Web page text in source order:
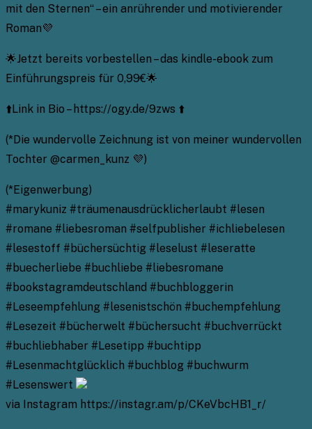
mit den Sternen“ – ein anrührender und motivierender
Roman💜
🌟Jetzt bereits vorbestellen – das kindle-ebook zum
Einführungspreis für 0,99€🌟
⬆️Link in Bio – https://ogy.de/9zws ⬆️
(*Die wundervolle Zeichnung ist von meiner wundervollen
Tochter @carmen_kunz 💜)
(*Eigenwerbung)
#marykuniz #träumenausdrücklicherlaubt #lesen
#romane #liebesroman #selfpublisher #ichliebelesen
#lesestoff #büchersüchtig #leselust #leseratte
#buecherliebe #buchliebe #liebesromane
#bookstagramdeutschland #buchbloggerin
#Leseempfehlung #lesenistschön #buchempfehlung
#Lesezeit #bücherwelt #büchersucht #buchverrückt
#buchliebhaber #Lesetipp #buchtipp
#Lesenmachtglücklich #buchblog #buchwurm
#Lesenswert
via Instagram https://instagr.am/p/CKeVbcHB1_r/